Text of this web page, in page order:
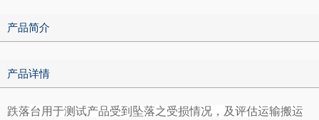
产品简介
产品详情
跌落台用于测试产品受到坠落之受损情况，及评估运输搬运